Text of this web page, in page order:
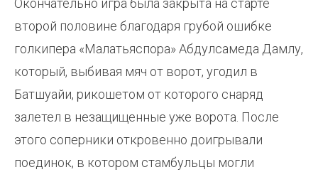
Окончательно игра была закрыта на старте
второй половине благодаря грубой ошибке
голкипера «Малатьяспора» Абдулсамеда Дамлу,
который, выбивая мяч от ворот, угодил в
Батшуайи, рикошетом от которого снаряд
залетел в незащищенные уже ворота. После
этого соперники откровенно доигрывали
поединок, в котором стамбульцы могли